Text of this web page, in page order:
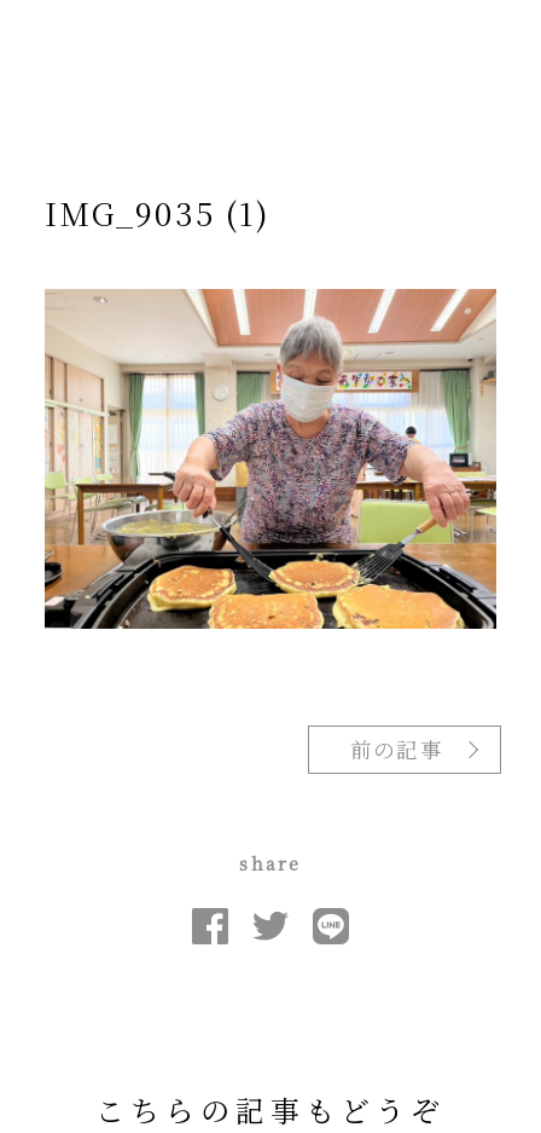
IMG_9035 (1)
前の記事
share
こちらの記事もどうぞ